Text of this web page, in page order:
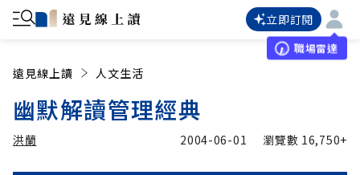
立即訂閱
職場雷達
遠見線上讀 人文生活
幽默解讀管理經典
洪蘭 2004-06-01 瀏覽數 16,750+